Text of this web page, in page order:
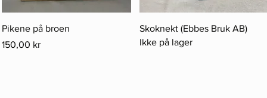
Hurtigvisning
Pikene på broen
Pris
150,00 kr
Hurtigvisning
Skoknekt (Ebbes Bruk AB)
Ikke på lager